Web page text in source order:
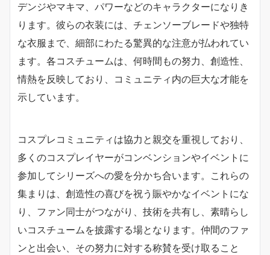
デンジやマキマ、パワーなどのキャラクターになりき
ります。彼らの衣装には、チェンソーブレードや独特
な衣服まで、細部にわたる驚異的な注意が払われてい
ます。各コスチュームは、何時間もの努力、創造性、
情熱を反映しており、コミュニティ内の巨大な才能を
示しています。
コスプレコミュニティは協力と親交を重視しており、
多くのコスプレイヤーがコンベンションやイベントに
参加してシリーズへの愛を分かち合います。これらの
集まりは、創造性の喜びを祝う賑やかなイベントにな
り、ファン同士がつながり、技術を共有し、素晴らし
いコスチュームを披露する場となります。仲間のファ
ンと出会い、その努力に対する称賛を受け取ること